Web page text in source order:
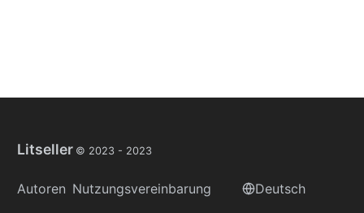
Litseller © 2023 - 2023
Autoren Nutzungsvereinbarung
Deutsch